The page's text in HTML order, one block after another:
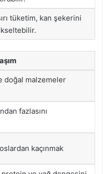
tüketim, kan şekerini
doğal malzemeler
fazlasını
kaçınmak